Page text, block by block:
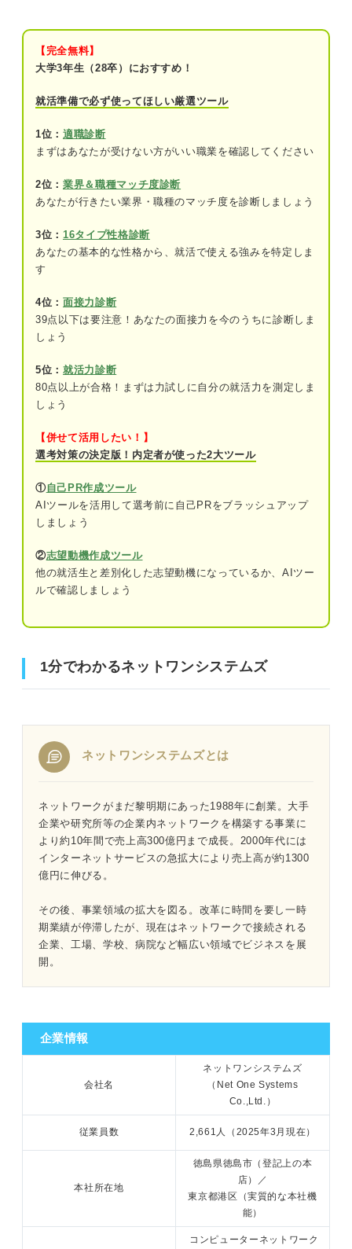
の理由｜プロが読み解く
④待遇・職場環境への合併の影響が不明だ
問題のあった過去が今どう変わったのかがポイント
となる
【完全無料】
大学3年生（28卒）におすすめ！
就活準備で必ず使ってほしい厳選ツール
1位： 適職診断
まずはあなたが受けない方がいい職業を確認してください
2位： 業界＆職種マッチ度診断
あなたが行きたい業界・職種のマッチ度を診断しましょう
3位： 16タイプ性格診断
あなたの基本的な性格から、就活で使える強みを特定しま
す
4位： 面接力診断
39点以下は要注意！あなたの面接力を今のうちに診断しま
しょう
5位： 就活力診断
80点以上が合格！まずは力試しに自分の就活力を測定しま
しょう
【併せて活用したい！】
選考対策の決定版！内定者が使った2大ツール
①自己PR作成ツール
AIツールを活用して選考前に自己PRをブラッシュアップ
しましょう
②志望動機作成ツール
他の就活生と差別化した志望動機になっているか、AIツー
ルで確認しましょう
1分でわかるネットワンシステムズ
ネットワンシステムズとは
ネットワークがまだ黎明期にあった1988年に創業。大手
企業や研究所等の企業内ネットワークを構築する事業に
より約10年間で売上高300億円まで成長。2000年代には
インターネットサービスの急拡大により売上高が約1300
億円に伸びる。
その後、事業領域の拡大を図る。改革に時間を要し一時
期業績が停滞したが、現在はネットワークで接続される
企業、工場、学校、病院など幅広い領域でビジネスを展
開。
会社名
ネットワンシステムズ
（Net One Systems
Co.,Ltd.）
従業員数 2,661人（2025年3月現在）
本社所在地
徳島県徳島市（登記上の本
店）／
東京都港区（実質的な本社機
能）
コンピューターネットワーク
企業情報
1分でわかるネットワンシステムズ
「ネットワンシステムズはやばい」と言われる4つの理由
｜プロが読み解く
②社員間で過度な競争を強いるから
③合併によって会社が消滅するから
問題のあった過去が今どう変わったのかがポイントとなる